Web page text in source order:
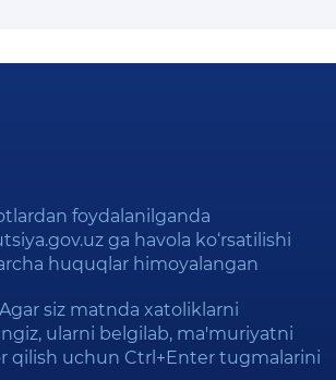
foydalanilganda
ga havola ko‘rsatilishi
huquqlar himoyalangan
siz matnda xatoliklarni
ularni belgilab, ma'muriyatni
qilish uchun Ctrl+Enter tugmalarini